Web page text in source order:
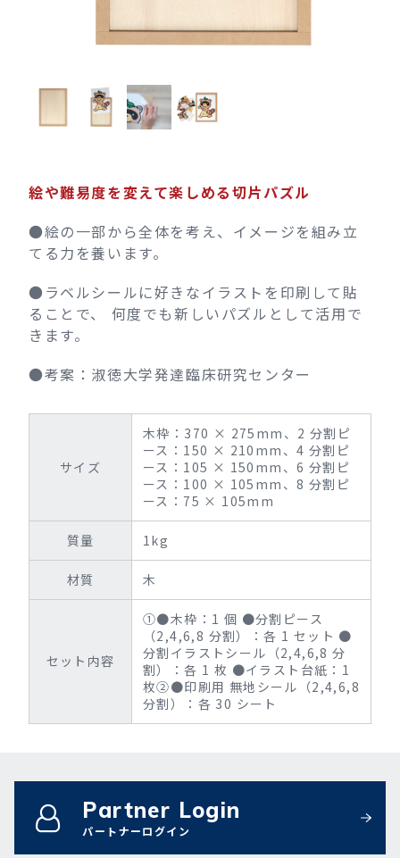
絵や難易度を変えて楽しめる切片パズル
●絵の一部から全体を考え、イメージを組み立
てる力を養います。
●ラベルシールに好きなイラストを印刷して貼
ることで、 何度でも新しいパズルとして活用で
きます。
●考案：淑徳大学発達臨床研究センター
サイズ
木枠：370 × 275mm、2 分割ピ
ース：150 × 210mm、4 分割ピ
ース：105 × 150mm、6 分割ピ
ース：100 × 105mm、8 分割ピ
ース：75 × 105mm
質量 1kg
材質 木
セット内容
①●木枠：1 個 ●分割ピース
（2,4,6,8 分割）：各 1 セット ●
分割イラストシール（2,4,6,8 分
割）：各 1 枚 ●イラスト台紙：1
枚②●印刷用 無地シール（2,4,6,8
分割）：各 30 シート
Partner Login
パートナーログイン